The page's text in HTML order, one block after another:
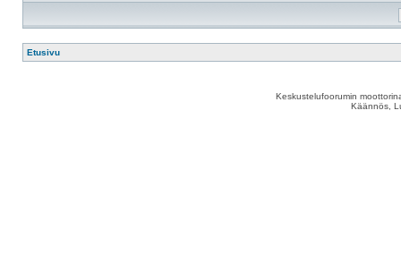
Etusivu
Keskustelufoorumin
Käännös,